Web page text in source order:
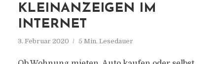
KLEINANZEIGEN IM
INTERNET
3. Februar 2020 5 Min. Lesedauer